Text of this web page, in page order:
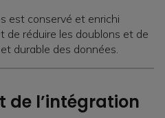
est conservé et enrichi
de réduire les doublons et de
durable des données.
de l’intégration